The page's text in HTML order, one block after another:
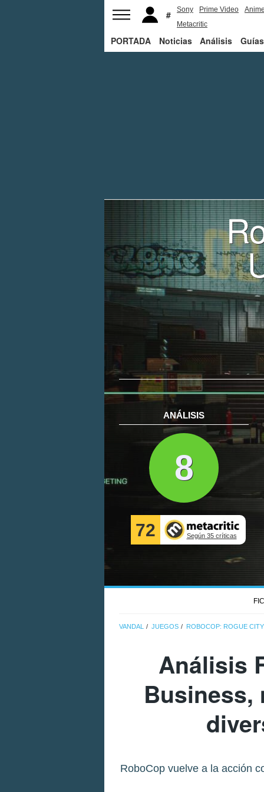
Sony Prime Video
Metacritic
PORTADA Noticias Análisis Guías
ANÁLISIS
8
72 Según 35 críticas
VANDAL JUEGOS ROBOCOP: ROGUE
Análisis
Business,
RoboCop vuelve a la acción